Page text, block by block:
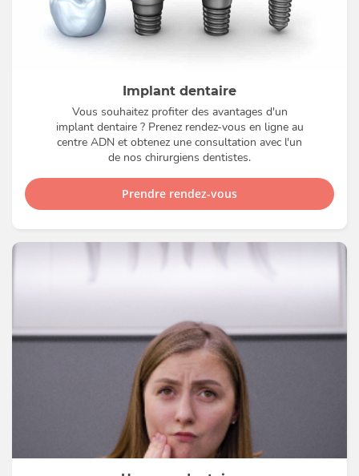
Implant dentaire
Vous souhaitez profiter des avantages d'un
implant dentaire ? Prenez rendez-vous en ligne au
centre ADN et obtenez une consultation avec l'un
de nos chirurgiens dentistes.
Prendre rendez-vous